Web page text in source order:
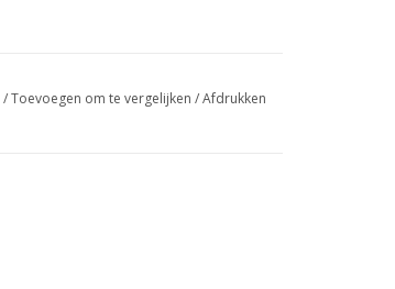
/Toevoegen om te vergelijken /Afdrukken